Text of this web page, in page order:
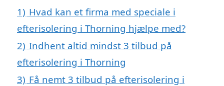
1) Hvad kan et firma med speciale i
efterisolering i Thorning hjælpe med?
2) Indhent altid mindst 3 tilbud på
efterisolering i Thorning
3) Få nemt 3 tilbud på efterisolering i